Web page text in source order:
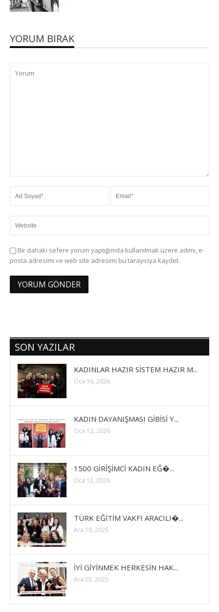
YORUM BIRAK
Bir dahaki sefere yorum yaptığımda kullanılmak üzere adımı, e-
posta adresimi ve web site adresimi bu tarayıcıya kaydet.
SON YAZILAR
KADINLAR HAZIR SİSTEM HAZIR M...
Oca 16, 2026
KADIN DAYANIŞMASI GİBİSİ Y...
Oca 12, 2026
1500 GİRİŞİMCİ KADIN EĞ�...
Oca 12, 2026
TÜRK EĞİTİM VAKFI ARACILI�...
Ara 19, 2025
İYİ GİYİNMEK HERKESİN HAK...
Ara 03, 2025